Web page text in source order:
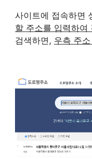
사이트에 접속하면
할 주소를 입력하여
검색하면, 우측 주